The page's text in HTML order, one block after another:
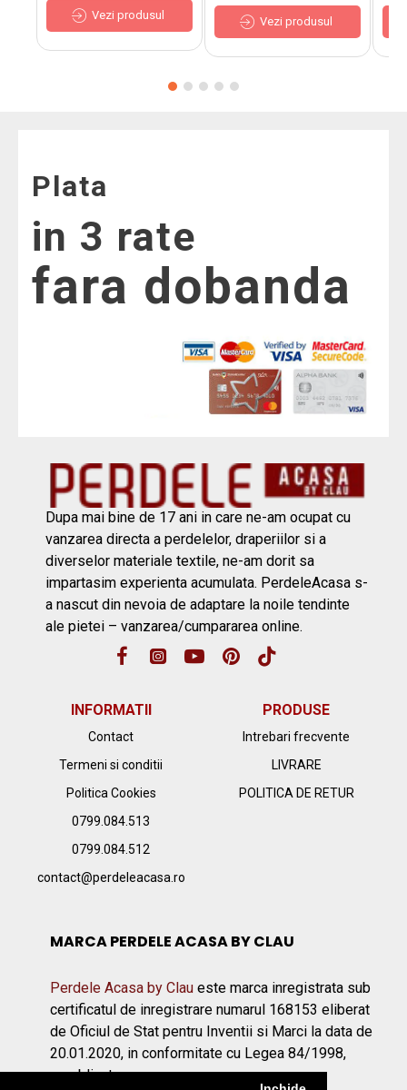
Vezi produsul Vezi produsul
Plata
in 3 rate
fara dobanda
Dupa mai bine de 17 ani in care ne-am ocupat cu
vanzarea directa a perdelelor, draperiilor si a
diverselor materiale textile, ne-am dorit sa
impartasim experienta acumulata. PerdeleAcasa s-
a nascut din nevoia de adaptare la noile tendinte
ale pietei – vanzarea/cumpararea online.
INFORMATII
Contact
Termeni si conditii
Politica Cookies
0799.084.513
0799.084.512
contact@perdeleacasa.ro
PRODUSE
Intrebari frecvente
LIVRARE
POLITICA DE RETUR
MARCA PERDELE ACASA BY CLAU
Perdele Acasa by Clau este marca inregistrata sub
certificatul de inregistrare numarul 168153 eliberat
de Oficiul de Stat pentru Inventii si Marci la data de
20.01.2020, in conformitate cu Legea 84/1998,
republicata.